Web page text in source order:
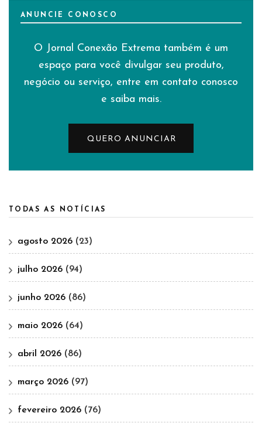
ANUNCIE CONOSCO
O Jornal Conexão Extrema também é um
espaço para você divulgar seu produto,
negócio ou serviço, entre em contato conosco
e saiba mais.
QUERO ANUNCIAR
TODAS AS NOTÍCIAS
agosto 2026 (23)
julho 2026 (94)
junho 2026 (86)
maio 2026 (64)
abril 2026 (86)
março 2026 (97)
fevereiro 2026 (76)